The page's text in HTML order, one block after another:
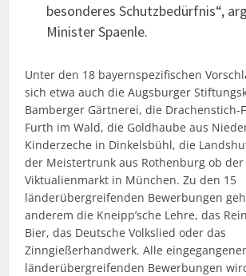
besonderes Schutzbedürfnis“,
Minister Spaenle.
Unter den 18 bayernspezifischen
sich etwa auch die Augsburger
Bamberger Gärtnerei, die Drachenstich-
Furth im Wald, die Goldhaube aus
Kinderzeche in Dinkelsbühl, die
der Meistertrunk aus Rothenburg ob
Viktualienmarkt in München. Zu den 15
länderübergreifenden Bewerbungen
anderem die Kneipp’sche Lehre, das
Bier, das Deutsche Volkslied oder das
Zinngießerhandwerk. Alle
länderübergreifenden Bewerbungen